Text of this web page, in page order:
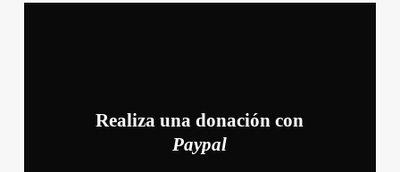
Realiza una donación con
Paypal